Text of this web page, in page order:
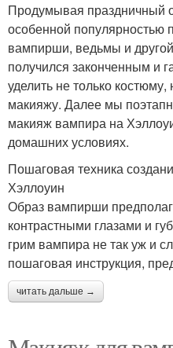
Продумывая праздничный
особенной популярностью
вампирши, ведьмы и
получился законченным и
уделить не только
макияжу. Далее мы
макияж вампира на
домашних условиях.
Пошаговая техника
Хэллоуин
Образ вампирши
контрастными глазами и
грим вампира не так уж и
пошаговая инструкция,
читать дальше →